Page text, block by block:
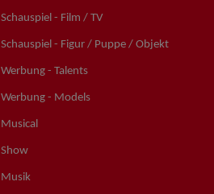
Schauspiel - Film / TV
Schauspiel - Figur / Puppe / Objekt
Werbung - Talents
Werbung - Models
Musical
Show
Musik